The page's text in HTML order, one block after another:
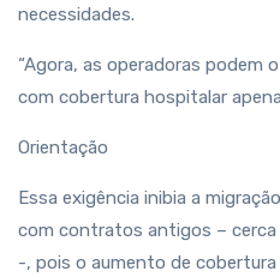
necessidades.
“Agora, as operadoras podem
com cobertura hospitalar
Orientação
Essa exigência inibia a
com contratos antigos –
-, pois o aumento de cobertura